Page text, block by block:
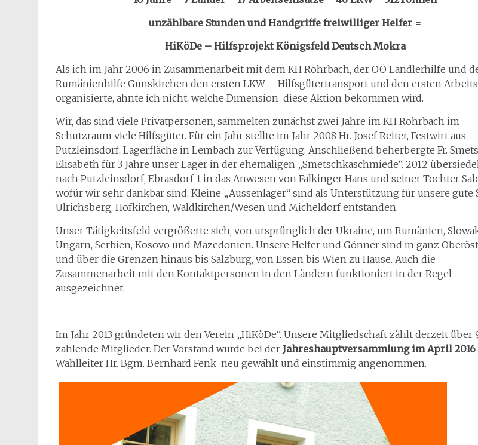
unzählbare Stunden und Handgriffe freiwilliger Helfer =
HiKöDe – Hilfsprojekt Königsfeld Deutsch Mokra
Als ich im Jahr 2006 in Zusammenarbeit mit dem KH Rohrbach, der OÖ Landlerhilfe und
Rumänienhilfe Gunskirchen den ersten LKW – Hilfsgütertransport und den ersten
organisierte, ahnte ich nicht, welche Dimension diese Aktion bekommen wird.
Wir, das sind viele Privatpersonen, sammelten zunächst zwei Jahre im KH Rohrbach im
Schutzraum viele Hilfsgüter. Für ein Jahr stellte im Jahr 2008 Hr. Josef Reiter, Festwirt aus
Putzleinsdorf, Lagerfläche in Lembach zur Verfügung. Anschließend beherbergte Fr.
Elisabeth für 3 Jahre unser Lager in der ehemaligen „Smetschkaschmiede“. 2012
nach Putzleinsdorf, Ebrasdorf 1 in das Anwesen von Falkinger Hans und seiner Tochter
wofür wir sehr dankbar sind. Kleine „Aussenlager“ sind als Unterstützung für unsere gute
Ulrichsberg, Hofkirchen, Waldkirchen/Wesen und Micheldorf entstanden.
Unser Tätigkeitsfeld vergrößerte sich, von ursprünglich der Ukraine, um Rumänien,
Ungarn, Serbien, Kosovo und Mazedonien. Unsere Helfer und Gönner sind in ganz
und über die Grenzen hinaus bis Salzburg, von Essen bis Wien zu Hause. Auch die
Zusammenarbeit mit den Kontaktpersonen in den Ländern funktioniert in der Regel
ausgezeichnet.
Im Jahr 2013 gründeten wir den Verein „HiKöDe“. Unsere Mitgliedschaft zählt derzeit über
zahlende Mitglieder. Der Vorstand wurde bei der Jahreshauptversammlung im April 2016
Wahlleiter Hr. Bgm. Bernhard Fenk neu gewählt und einstimmig angenommen.